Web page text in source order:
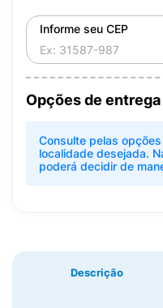
Informe seu CEP
Opções de entrega
Consulte pelas
localidade desejada.
poderá decidir de
Descrição